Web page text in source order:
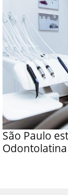
São Paulo
Odontolatina